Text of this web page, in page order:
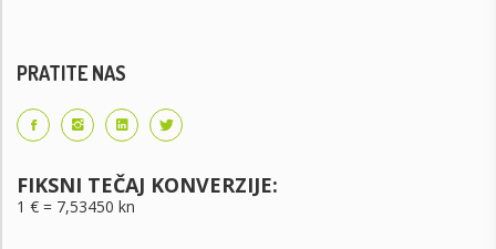
PRATITE NAS
FIKSNI TEČAJ KONVERZIJE:
1 € = 7,53450 kn